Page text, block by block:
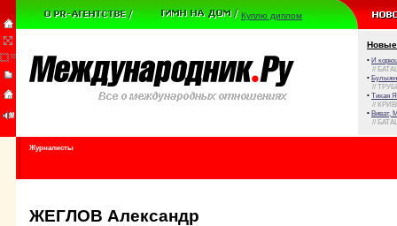
Куплю диплом
Новые
• И
//
•
//
• Тихая
//
• Виват,
//
Журналисты
ЖЕГЛОВ Александр